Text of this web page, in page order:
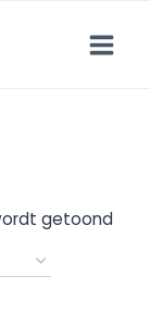
getoond